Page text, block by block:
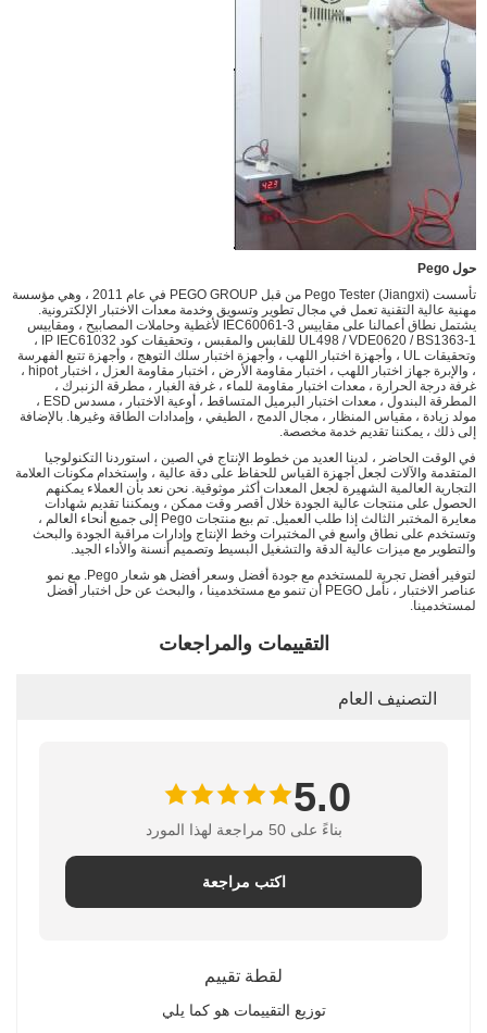
حول Pego
تأسست Pego Tester (Jiangxi) من قبل PEGO GROUP في عام 2011 ، وهي مؤسسة
مهنية عالية التقنية تعمل في مجال تطوير وتسويق وخدمة معدات الاختبار الإلكترونية.
يشتمل نطاق أعمالنا على مقاييس IEC60061-3 لأغطية وحاملات المصابيح ، ومقاييس
UL498 / VDE0620 / BS1363-1 للقابس والمقبس ، وتحقيقات كود IP IEC61032 ،
وتحقيقات UL ، وأجهزة اختبار اللهب ، وأجهزة اختبار سلك التوهج ، وأجهزة تتبع الفهرسة
، والإبرة جهاز اختبار اللهب ، اختبار مقاومة الأرض ، اختبار مقاومة العزل ، اختبار hipot ،
غرفة درجة الحرارة ، معدات اختبار مقاومة للماء ، غرفة الغبار ، مطرقة الزنبرك ،
المطرقة البندول ، معدات اختبار البرميل المتساقط ، أوعية الاختبار ، مسدس ESD ،
مولد زيادة ، مقياس المنظار ، مجال الدمج ، الطيفي ، وإمدادات الطاقة وغيرها. بالإضافة
إلى ذلك ، يمكننا تقديم خدمة مخصصة.
في الوقت الحاضر ، لدينا العديد من خطوط الإنتاج في الصين ، استوردنا التكنولوجيا
المتقدمة والآلات لجعل أجهزة القياس للحفاظ على دقة عالية ، واستخدام مكونات العلامة
التجارية العالمية الشهيرة لجعل المعدات أكثر موثوقية. نحن نعد بأن العملاء يمكنهم
الحصول على منتجات عالية الجودة خلال أقصر وقت ممكن ، ويمكننا تقديم شهادات
معايرة المختبر الثالث إذا طلب العميل. تم بيع منتجات Pego إلى جميع أنحاء العالم ،
وتستخدم على نطاق واسع في المختبرات وخط الإنتاج وإدارات مراقبة الجودة والبحث
والتطوير مع ميزات عالية الدقة والتشغيل البسيط وتصميم أنسنة والأداء الجيد.
لتوفير أفضل تجربة للمستخدم مع جودة أفضل وسعر أفضل هو شعار Pego. مع نمو
عناصر الاختبار ، نأمل PEGO أن تنمو مع مستخدمينا ، والبحث عن حل اختبار أفضل
لمستخدمينا.
التقييمات والمراجعات
التصنيف العام
5.0
بناءً على 50 مراجعة لهذا المورد
اكتب مراجعة
لقطة تقييم
توزيع التقييمات هو كما يلي